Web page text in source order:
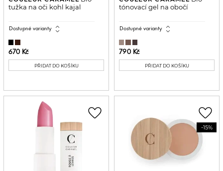
tužka na oči kohl kajal
Dostupné varianty expand_all
670 Kč
PŘIDAT DO KOŠÍKU
tónovací gel na obočí
Dostupné varianty expand_all
790 Kč
PŘIDAT DO KOŠÍKU
favorite_border
-15%
favorite_border